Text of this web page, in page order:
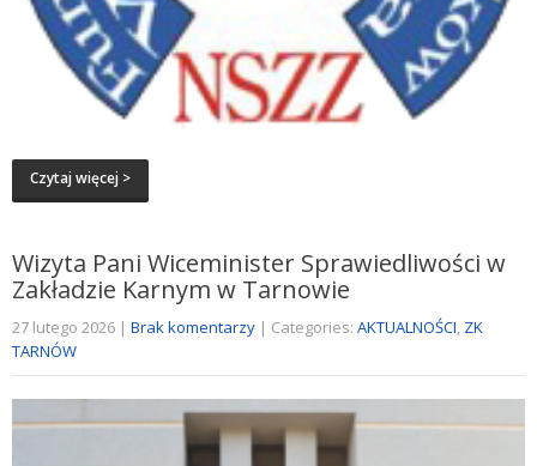
Czytaj więcej >
Wizyta Pani Wiceminister Sprawiedliwości w
Zakładzie Karnym w Tarnowie
27 lutego 2026 | Brak komentarzy | Categories: AKTUALNOŚCI, ZK
TARNÓW